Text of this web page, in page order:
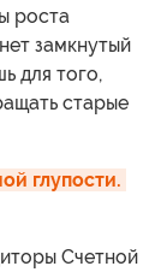
роста
замкнутый
для того,
старые
глупости.
Счетной